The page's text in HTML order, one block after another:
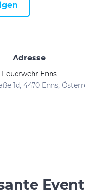
Adresse
Feuerwehr Enns
1d, 4470 Enns,